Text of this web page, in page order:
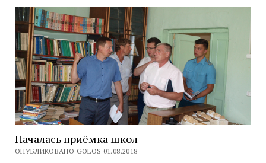
Началась приёмка школ
ОПУБЛИКОВАНО GOLOS 01.08.2018